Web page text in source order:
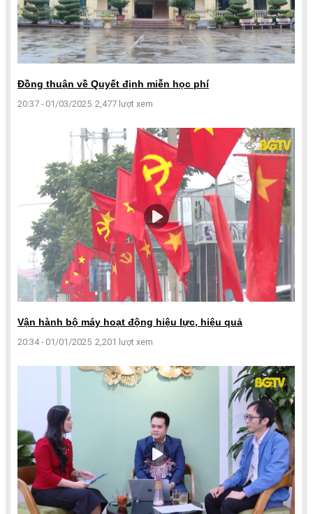
Đồng thuận về Quyết định miễn học phí
20:37 - 01/03/2025 2,477 lượt xem
Vận hành bộ máy hoạt động hiệu lực, hiệu quả
20:34 - 01/01/2025 2,201 lượt xem